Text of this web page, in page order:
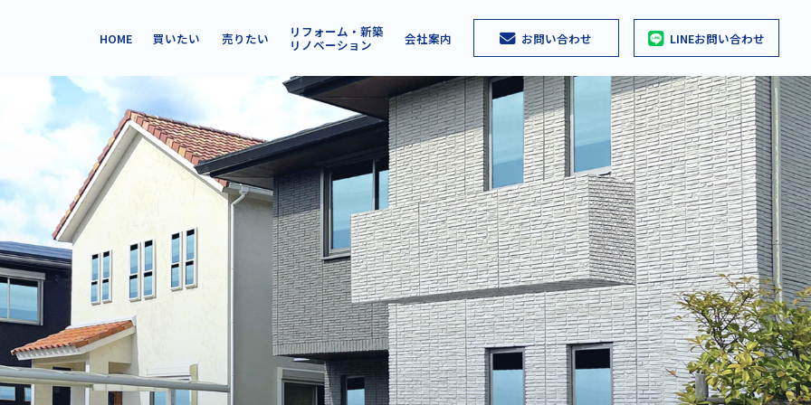
HOME 買いたい 売りたい リフォーム・新築
リノベーション 会社案内 お問い合わせ LINEお問い合わせ